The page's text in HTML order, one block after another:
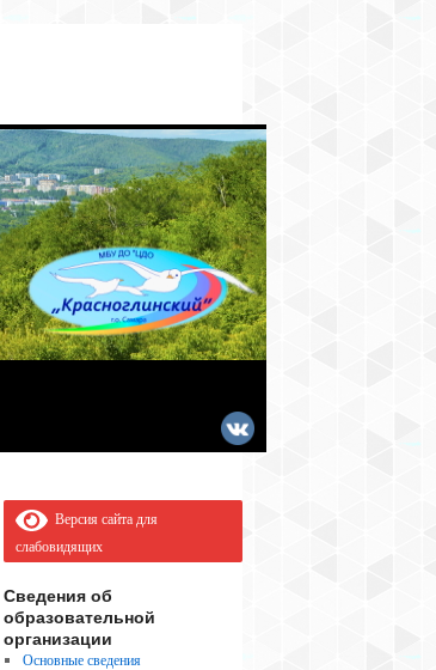
Версия сайта для
слабовидящих
Сведения об
образовательной
организации
Основные сведения